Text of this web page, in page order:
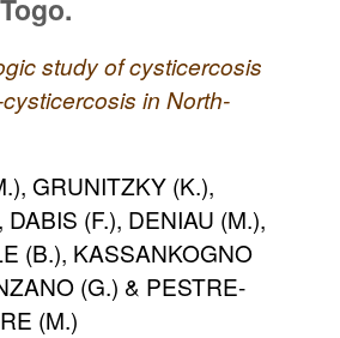
study of cysticercosis
in North-
GRUNITZKY (K.),
DABIS (F.), DENIAU (M.),
(B.), KASSANKOGNO
(G.) & PESTRE-
(M.)